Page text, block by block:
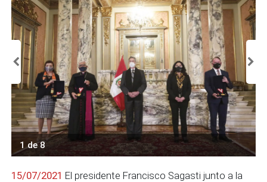
1 de 8
15/07/2021 El presidente Francisco Sagasti junto a la